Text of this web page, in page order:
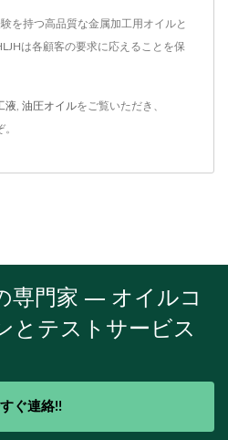
を持つ高品質な金属加工用オイルと
は各顧客の要求に応えることを保
液 油圧オイルをご覧いただき、
専門家 — オイルコ
とテストサービス
ぐ連絡!!